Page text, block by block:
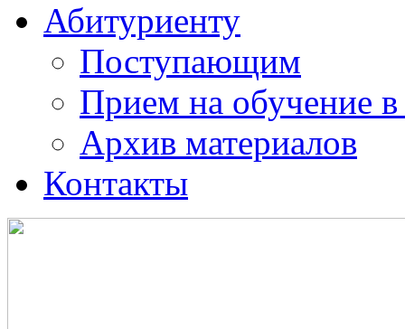
Абитуриенту
Поступающим
Прием на обучение в
Архив материалов
Контакты